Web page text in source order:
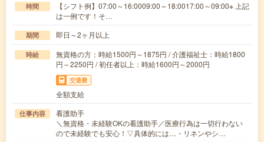
時間
【シフト例】07:00～16:0009:00～18:0017:00～09:00※ 上記
は一例です！そ…
期間 即日～2ヶ月以上
時給
無資格の方：時給1500円～1875円 / 介護福祉士：時給1800
円～2250円 / 初任者以上：時給1600円～2000円
交通費
全額支給
仕事内容
看護助手
＼無資格・未経験OKの看護助手／医療行為は一切行わない
ので未経験でも安心！▽具体的には…・リネンやシ…